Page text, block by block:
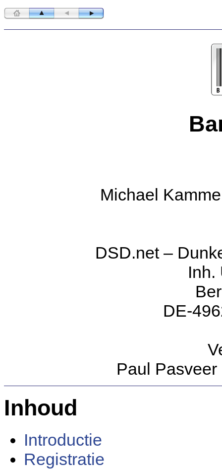
Michael
DSD.net –
Inh.
DE-
Paul
Inhoud
Introductie
Registratie